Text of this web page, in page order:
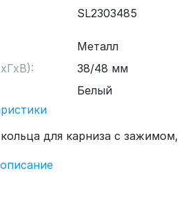
SL2303485
Металл
38/48 мм
Белый
для карниза с